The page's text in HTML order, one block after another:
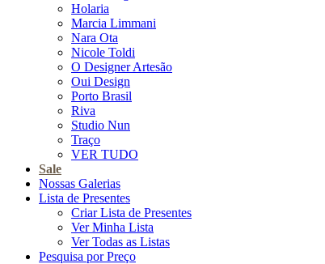
Holaria
Marcia Limmani
Nara Ota
Nicole Toldi
O Designer Artesão
Oui Design
Porto Brasil
Riva
Studio Nun
Traço
VER TUDO
Sale
Nossas Galerias
Lista de Presentes
Criar Lista de Presentes
Ver Minha Lista
Ver Todas as Listas
Pesquisa por Preço